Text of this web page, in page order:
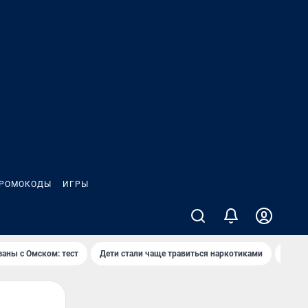
ИГРЫ
с Омском: тест Дети стали чаще травиться наркотиками